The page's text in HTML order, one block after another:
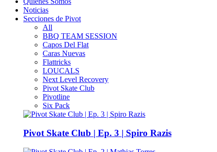
Noticias
Secciones de Pivot
All
BBQ TEAM SESSION
Capos Del Flat
Caras Nuevas
Flattricks
LOUCALS
Next Level Recovery
Pivot Skate Club
Pivotline
Six Pack
Pivot Skate Club | Ep. 3 | Spiro Razis